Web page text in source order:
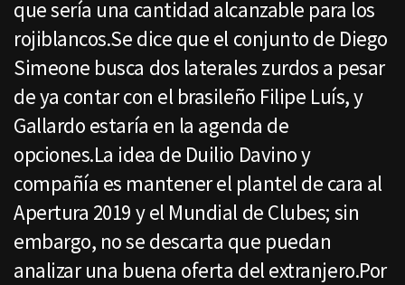
que sería una cantidad alcanzable para los
rojiblancos.Se dice que el conjunto de Diego
Simeone busca dos laterales zurdos a pesar
de ya contar con el brasileño Filipe Luís, y
Gallardo estaría en la agenda de
opciones.La idea de Duilio Davino y
compañía es mantener el plantel de cara al
Apertura 2019 y el Mundial de Clubes; sin
embargo, no se descarta que puedan
analizar una buena oferta del extranjero.Por